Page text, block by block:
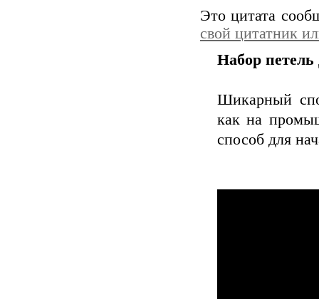
Это цитата
свой цитатник
Набор
Шикарный
как на
способ для